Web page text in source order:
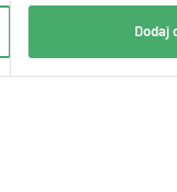
Dodaj